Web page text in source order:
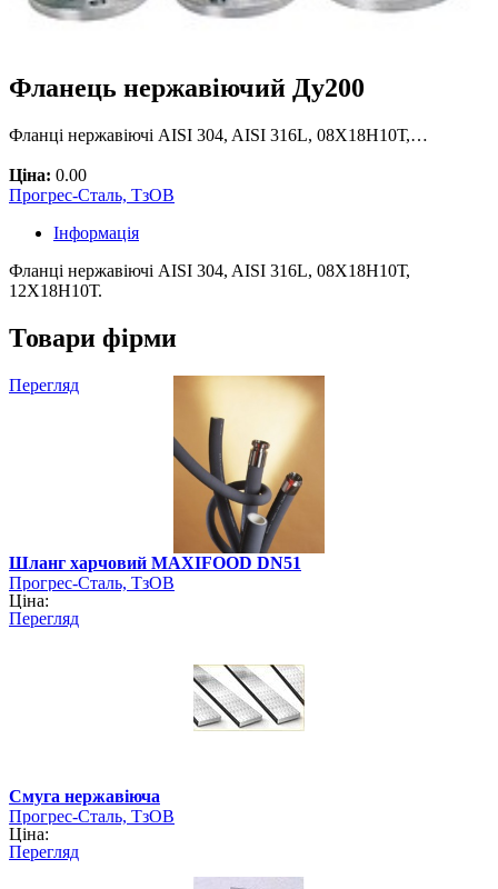
Фланець нержавіючий Ду200
Фланці нержавіючі AISI 304, AISI 316L, 08Х18Н10Т,…
Ціна: 0.00
Прогрес-Сталь, ТзОВ
Інформація
Фланці нержавіючі AISI 304, AISI 316L, 08Х18Н10Т,
12Х18Н10Т.
Товари фірми
Перегляд
Шланг харчовий MAXIFOOD DN51
Прогрес-Сталь, ТзОВ
Ціна:
Перегляд
Смуга нержавіюча
Прогрес-Сталь, ТзОВ
Ціна:
Перегляд